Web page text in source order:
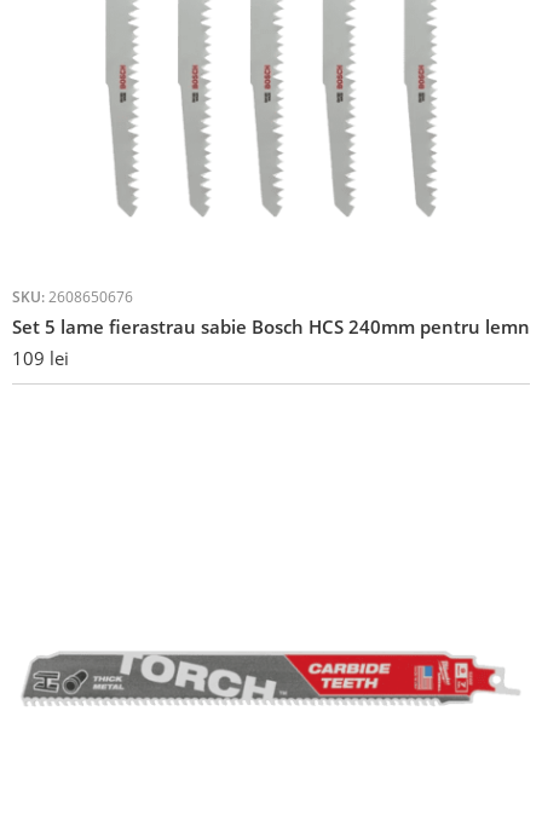
SKU: 2608650676
Set 5 lame fierastrau sabie Bosch HCS 240mm pentru lemn
109 lei